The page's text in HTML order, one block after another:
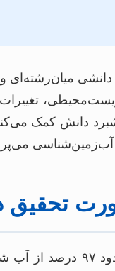
میان‌رشته‌ای و
دانش کمک
آب‌زمین‌شناسی
تحقیق
منابع آب